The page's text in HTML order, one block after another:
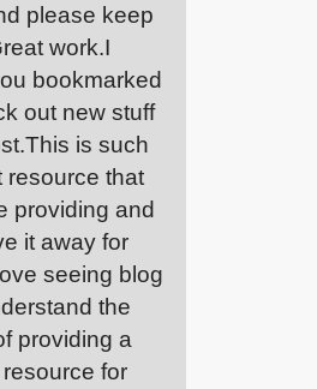
please keep
work.I
bookmarked
out new stuff
is such
resource that
providing and
it away for
seeing blog
the
providing a
for